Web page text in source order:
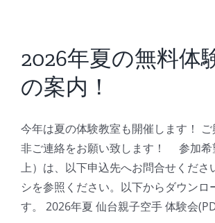
2026年夏の無料体
の案内！
今年は夏の体験教室も開催します！
非ご連絡をお願い致します！ 参加希
上）は、以下申込先へお問合せくださ
シを参照ください。以下からダウンロ
す。 2026年夏 仙台親子空手 体験会